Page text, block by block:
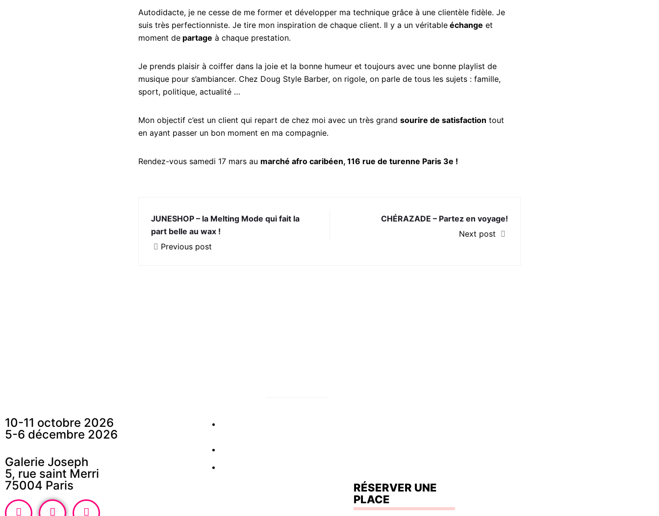
Autodidacte, je ne cesse de me former et développer ma technique grâce à une clientèle fidèle. Je
suis très perfectionniste. Je tire mon inspiration de chaque client. Il y a un véritable échange et
moment de partage à chaque prestation.
Je prends plaisir à coiffer dans la joie et la bonne humeur et toujours avec une bonne playlist de
musique pour s’ambiancer. Chez Doug Style Barber, on rigole, on parle de tous les sujets : famille,
sport, politique, actualité …
Mon objectif c’est un client qui repart de chez moi avec un très grand sourire de satisfaction tout
en ayant passer un bon moment en ma compagnie.
Rendez-vous samedi 17 mars au marché afro caribéen, 116 rue de turenne Paris 3e !
JUNESHOP – la Melting Mode qui fait la
part belle au wax !
Previous post
CHÉRAZADE – Partez en voyage!
Next post
10-11 octobre 2026
5-6 décembre 2026
Galerie Joseph
5, rue saint Merri
75004 Paris
RÉSERVER UNE
PLACE